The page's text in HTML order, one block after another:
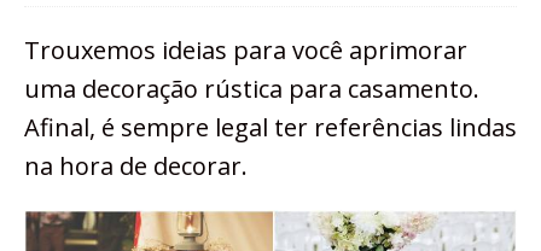
Trouxemos ideias para você aprimorar
uma decoração rústica para casamento.
Afinal, é sempre legal ter referências lindas
na hora de decorar.